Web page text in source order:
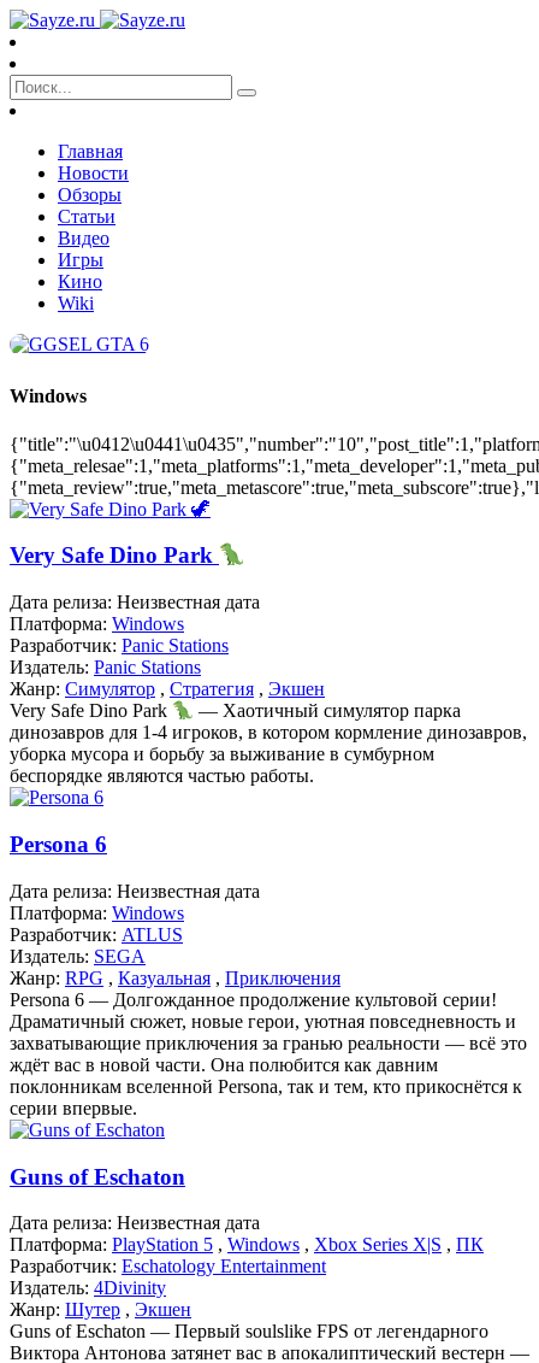
Главная
Новости
Обзоры
Статьи
Видео
Игры
Кино
Wiki
Windows
Very Safe Dino Park
Дата релиза: Неизвестная дата
Платформа: Windows
Разработчик: Panic Stations
Издатель: Panic Stations
Жанр: Симулятор , Стратегия , Экшен
Very Safe Dino Park
— Хаотичный симулятор парка
динозавров для 1-4 игроков, в котором кормление динозавров,
уборка мусора и борьбу за выживание в сумбурном
беспорядке являются частью работы.
Persona 6
Дата релиза: Неизвестная дата
Платформа: Windows
Разработчик: ATLUS
Издатель: SEGA
Жанр: RPG , Казуальная , Приключения
Persona 6 — Долгожданное продолжение культовой серии!
Драматичный сюжет, новые герои, уютная повседневность и
захватывающие приключения за гранью реальности — всё это
ждёт вас в новой части. Она полюбится как давним
поклонникам вселенной Persona, так и тем, кто прикоснётся к
серии впервые.
Guns of Eschaton
Дата релиза: Неизвестная дата
Платформа: PlayStation 5 , Windows , Xbox Series X|S , ПК
Разработчик: Eschatology Entertainment
Издатель: 4Divinity
Жанр: Шутер , Экшен
Guns of Eschaton — Первый soulslike FPS от легендарного
Виктора Антонова затянет вас в апокалиптический вестерн —